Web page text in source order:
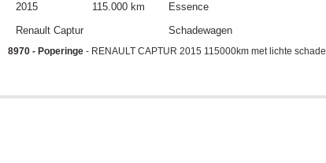
2015 115.000 km
Essence
Renault Captur
Schadewagen
8970 - Poperinge - RENAULT CAPTUR 2015 115000km met lichte schade